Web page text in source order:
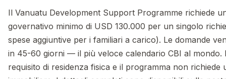
Il Vanuatu Development Support Programme richiede
governativo minimo di USD 130.000 per un singolo
spese aggiuntive per i familiari a carico). Le domande
in 45-60 giorni — il più veloce calendario CBI al mondo.
requisito di residenza fisica e il programma non richiede